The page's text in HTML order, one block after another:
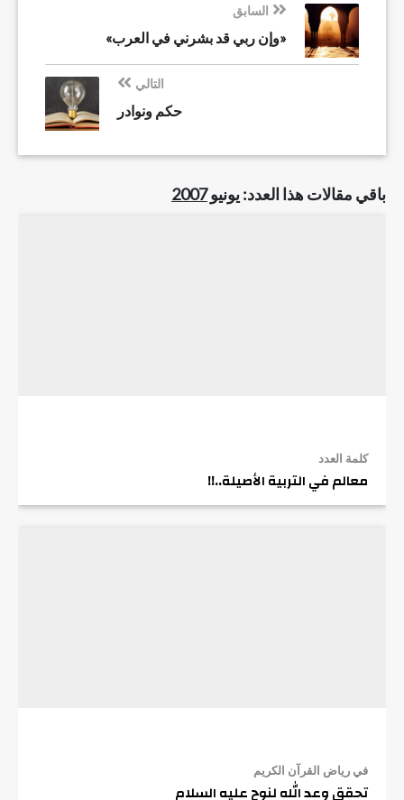
باقي مقالات هذا العدد:يونيو 2007
كلمة العدد
معالم في التربية الأصيلة..!!
في رياض القرآن الكريم
تحقق وعد الله لنوح عليه السلام
السابق
«وإن ربي قد بشرني في العرب»
التالي
حكم ونوادر